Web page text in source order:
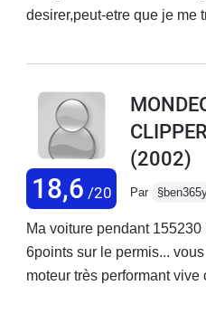
desirer,peut-etre que je me
dures.Conduite
Mercedes car la mondeo
7.2/100km avec les
conduites,parcours.
18,6 /20
(2002)
Par
Ma voiture pendant
6points sur le permis...
moteur très performant vive